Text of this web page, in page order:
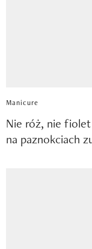
Manicure
Nie róż, nie
na paznokciach